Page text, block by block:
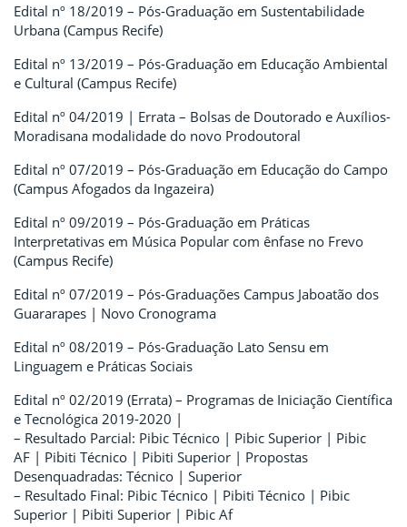
Edital nº 18/2019 – Pós-Graduação em Sustentabilidade
Urbana (Campus Recife)
Edital nº 13/2019 – Pós-Graduação em Educação Ambiental
e Cultural (Campus Recife)
Edital nº 04/2019 | Errata – Bolsas de Doutorado e Auxílios-
Moradisana modalidade do novo Prodoutoral
Edital nº 07/2019 – Pós-Graduação em Educação do Campo
(Campus Afogados da Ingazeira)
Edital nº 09/2019 – Pós-Graduação em Práticas
Interpretativas em Música Popular com ênfase no Frevo
(Campus Recife)
Edital nº 07/2019 – Pós-Graduações Campus Jaboatão dos
Guararapes | Novo Cronograma
Edital nº 08/2019 – Pós-Graduação Lato Sensu em
Linguagem e Práticas Sociais
Edital nº 02/2019 (Errata) – Programas de Iniciação Científica
e Tecnológica 2019-2020 |
– Resultado Parcial: Pibic Técnico | Pibic Superior | Pibic
AF | Pibiti Técnico | Pibiti Superior | Propostas
Desenquadradas: Técnico | Superior
– Resultado Final: Pibic Técnico | Pibiti Técnico | Pibic
Superior | Pibiti Superior | Pibic Af